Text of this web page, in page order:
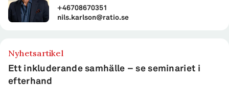
+46708670351
nils.karlson@ratio.se
Nyhetsartikel
Ett inkluderande samhälle – se seminariet i
efterhand